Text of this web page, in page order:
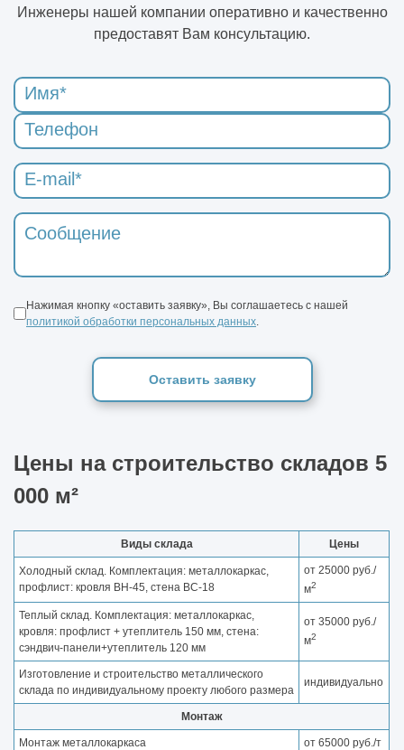
Инженеры нашей компании оперативно и качественно
предоставят Вам консультацию.
Нажимая кнопку «оставить заявку», Вы соглашаетесь с нашей
политикой обработки персональных данных
Оставить заявку
Цены на строительство складов 5
000 м²
Виды склада Цены
Холодный склад. Комплектация: металлокаркас,
профлист: кровля ВН-45, стена ВС-18
от 25000 руб./
м2
Теплый склад. Комплектация: металлокаркас,
кровля: профлист + утеплитель 150 мм, стена:
сэндвич-панели+утеплитель 120 мм
от 35000 руб./
м2
Изготовление и строительство металлического
склада по индивидуальному проекту любого размера
индивидуально
Монтаж
Монтаж металлокаркаса от 65000 руб./т